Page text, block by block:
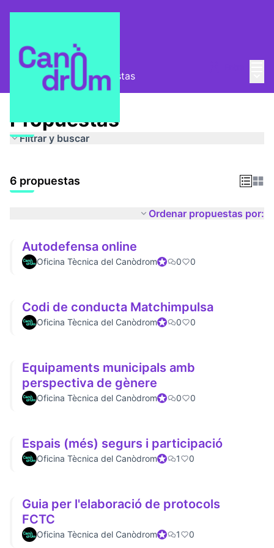
Espais segurs Propuestas
Propuestas
Filtrar y buscar
6 propuestas
Ordenar propuestas por:
Autodefensa online
Oficina Tècnica del CanòdromParticipante oficial
0 0
Codi de conducta Matchimpulsa
Oficina Tècnica del CanòdromParticipante oficial
0 0
Equipaments municipals amb
perspectiva de gènere
Oficina Tècnica del CanòdromParticipante oficial
0 0
Espais (més) segurs i participació
Oficina Tècnica del CanòdromParticipante oficial
1 0
Guia per l'elaboració de protocols
FCTC
Oficina Tècnica del CanòdromParticipante oficial
1 0